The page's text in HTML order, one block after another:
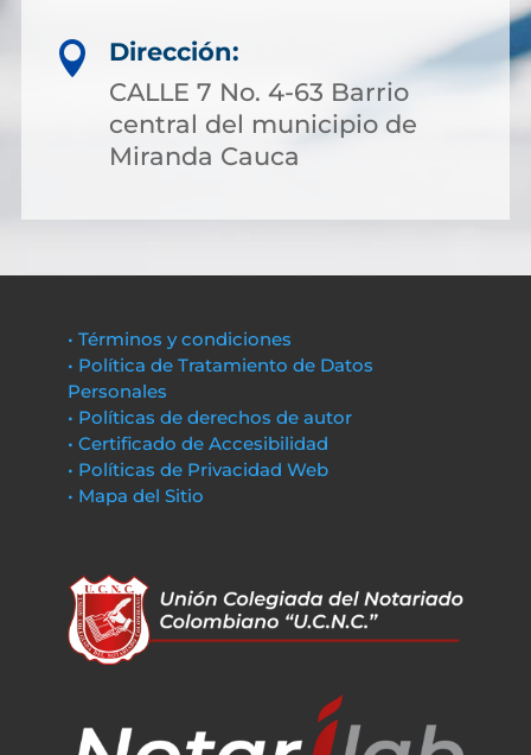

Dirección:
CALLE 7 No. 4-63 Barrio
central del municipio de
Miranda Cauca
• Términos y condiciones
• Política de Tratamiento de Datos
Personales
• Políticas de derechos de autor
• Certificado de Accesibilidad
• Políticas de Privacidad Web
• Mapa del Sitio